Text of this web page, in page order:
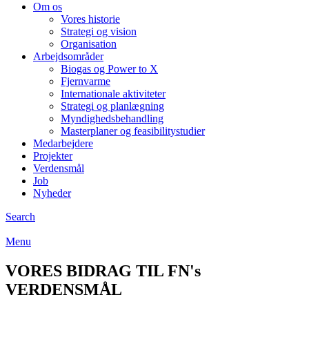
Om os
Vores historie
Strategi og vision
Organisation
Arbejdsområder
Biogas og Power to X
Fjernvarme
Internationale aktiviteter
Strategi og planlægning
Myndighedsbehandling
Masterplaner og feasibilitystudier
Medarbejdere
Projekter
Verdensmål
Job
Nyheder
Search
Menu
VORES BIDRAG TIL FN's
VERDENSMÅL